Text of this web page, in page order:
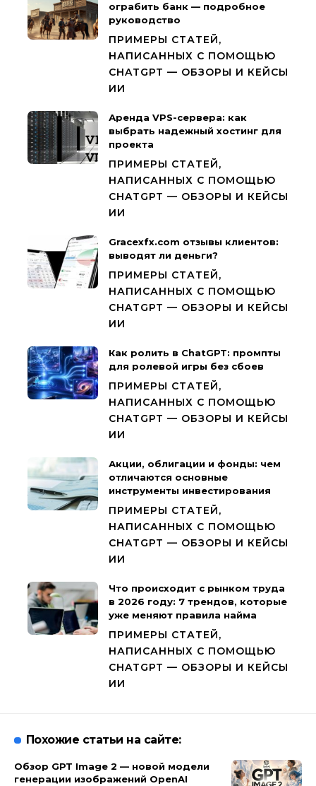
ограбить банк — подробное
руководство
ПРИМЕРЫ СТАТЕЙ,
НАПИСАННЫХ С ПОМОЩЬЮ
CHATGPT — ОБЗОРЫ И КЕЙСЫ
ИИ
Аренда VPS-сервера: как
выбрать надежный хостинг для
проекта
ПРИМЕРЫ СТАТЕЙ,
НАПИСАННЫХ С ПОМОЩЬЮ
CHATGPT — ОБЗОРЫ И КЕЙСЫ
ИИ
Gracexfx.com отзывы клиентов:
выводят ли деньги?
ПРИМЕРЫ СТАТЕЙ,
НАПИСАННЫХ С ПОМОЩЬЮ
CHATGPT — ОБЗОРЫ И КЕЙСЫ
ИИ
Как ролить в ChatGPT: промпты
для ролевой игры без сбоев
ПРИМЕРЫ СТАТЕЙ,
НАПИСАННЫХ С ПОМОЩЬЮ
CHATGPT — ОБЗОРЫ И КЕЙСЫ
ИИ
Акции, облигации и фонды: чем
отличаются основные
инструменты инвестирования
ПРИМЕРЫ СТАТЕЙ,
НАПИСАННЫХ С ПОМОЩЬЮ
CHATGPT — ОБЗОРЫ И КЕЙСЫ
ИИ
Что происходит с рынком труда
в 2026 году: 7 трендов, которые
уже меняют правила найма
ПРИМЕРЫ СТАТЕЙ,
НАПИСАННЫХ С ПОМОЩЬЮ
CHATGPT — ОБЗОРЫ И КЕЙСЫ
ИИ
Похожие статьи на сайте:
Обзор GPT Image 2 — новой модели
генерации изображений OpenAI